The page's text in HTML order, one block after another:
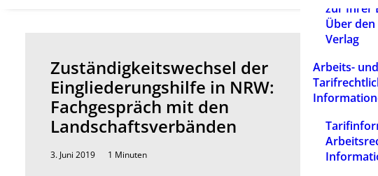
zur Ihrer
Über den
Verlag
Arbeits- und
Zuständigkeitswechsel der
Eingliederungshilfe in NRW:
Fachgespräch mit den
Landschaftsverbänden
3. Juni 2019 1 Minuten